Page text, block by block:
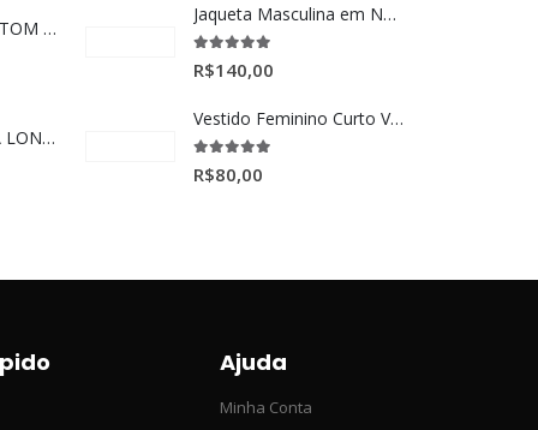
BLUSÃO DE MOLETOM MASCULINO BRANCO BASIC
CAMISETA MANGA LONGA POLO MASCULINA COM MANGA RAGLAN
Jaqueta Masculina em Nylon Preta
5.00
R$140,00
Vestido Feminino Curto Verde Neon
5.00
R$80,00
Ajuda
Minha Conta